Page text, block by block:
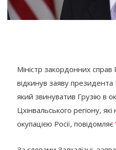
Міністр закордонних справ
відкинув заяву президента
який звинуватив Грузію в
Цхінвальського регіону,
окупацією Росії, повідомляє